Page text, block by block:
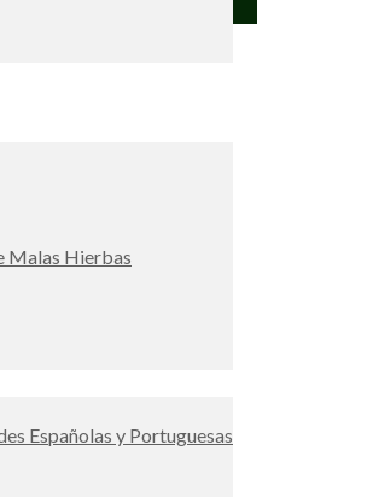
Malas Hierbas
Españolas y Portuguesas